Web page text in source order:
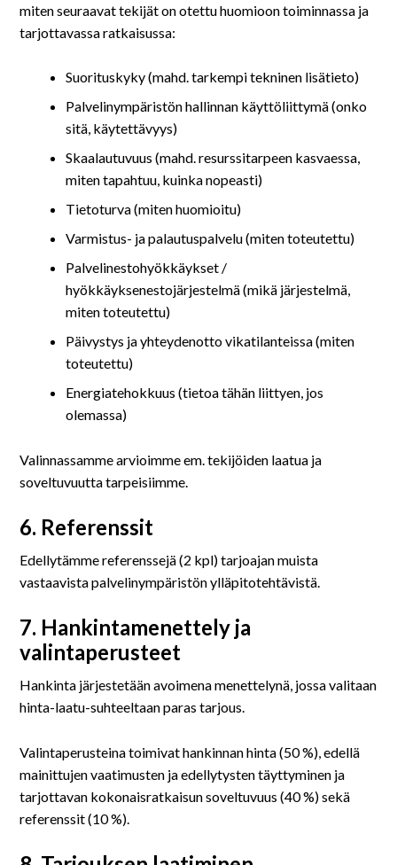
miten seuraavat tekijät on otettu huomioon toiminnassa ja
tarjottavassa ratkaisussa:
Suorituskyky (mahd. tarkempi tekninen lisätieto)
Palvelinympäristön hallinnan käyttöliittymä (onko
sitä, käytettävyys)
Skaalautuvuus (mahd. resurssitarpeen kasvaessa,
miten tapahtuu, kuinka nopeasti)
Tietoturva (miten huomioitu)
Varmistus- ja palautuspalvelu (miten toteutettu)
Palvelinestohyökkäykset /
hyökkäyksenestojärjestelmä (mikä järjestelmä,
miten toteutettu)
Päivystys ja yhteydenotto vikatilanteissa (miten
toteutettu)
Energiatehokkuus (tietoa tähän liittyen, jos
olemassa)
Valinnassamme arvioimme em. tekijöiden laatua ja
soveltuvuutta tarpeisiimme.
6. Referenssit
Edellytämme referenssejä (2 kpl) tarjoajan muista
vastaavista palvelinympäristön ylläpitotehtävistä.
7. Hankintamenettely ja
valintaperusteet
Hankinta järjestetään avoimena menettelynä, jossa valitaan
hinta-laatu-suhteeltaan paras tarjous.
Valintaperusteina toimivat hankinnan hinta (50 %), edellä
mainittujen vaatimusten ja edellytysten täyttyminen ja
tarjottavan kokonaisratkaisun soveltuvuus (40 %) sekä
referenssit (10 %).